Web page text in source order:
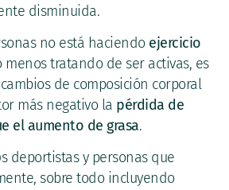
disminuida.
no está haciendo ejercicio
tratando de ser activas, es
de composición corporal
más negativo la pérdida de
el aumento de grasa.
deportistas y personas que
sobre todo incluyendo